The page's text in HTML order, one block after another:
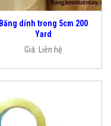
Băng dính trong 5cm 200
Yard
Giá: Liên hệ